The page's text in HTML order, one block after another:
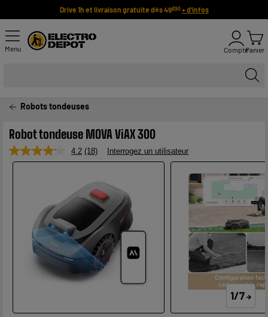
Drive 1h et livraison gratuite dès 49€90 + d'infos
Menu ComptePanier
Robots tondeuses
Robot tondeuse MOVA ViAX 300
4.2 Lire
18
Lien
sur
la
même
page.
(18) Interrogez un utilisateur
1/7